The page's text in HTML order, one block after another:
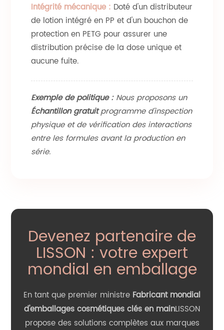
Intégrité mécanique : Doté d'un distributeur
de lotion intégré en PP et d'un bouchon de
protection en PETG pour assurer une
distribution précise de la dose unique et
aucune fuite.
Exemple de politique :Nous proposons un
Échantillon gratuitprogramme d'inspection
physique et de vérification des interactions
entre les formules avant la production en
série.
Devenez partenaire de
LISSON : votre expert
mondial en emballage
En tant que premier ministre Fabricant mondial
d'emballages cosmétiques clés en mainLISSON
propose des solutions complètes aux marques